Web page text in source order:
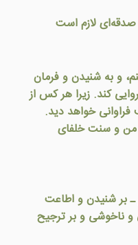
لازم است
و به شنیدن و فرمان
کند. زیرا هر کس از
فراوانی خواهد دید.
و سنت خلفای
ـ بر شنیدن و اطاعت
ناخوشی و بر ترجیح